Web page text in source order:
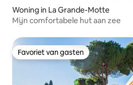
Woning in La Grande-Motte
Mijn comfortabele hut aan zee
Favoriet van gasten
Favoriet van gasten